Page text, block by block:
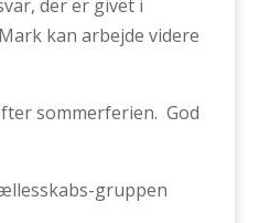
der er givet i
kan arbejde videre
sommerferien. God
gruppen